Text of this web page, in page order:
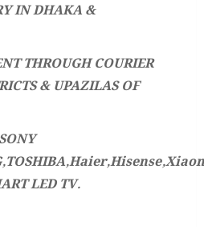
IN DHAKA &
THROUGH COURIER
& UPAZILAS OF
LED TV.